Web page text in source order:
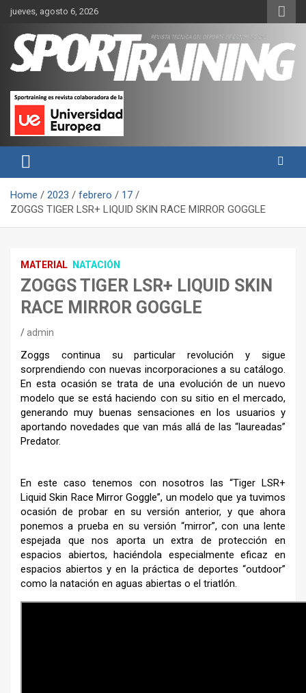
Skip
content
jueves, agosto 6, 2026
Revista técnica del deporte
Sport Training
rendimiento, nutrición y entrenamiento.
Home 2023 febrero
17
ZOGGS TIGER LSR+ LIQUID SKIN RACE MIRROR GOGGLE
MATERIAL NATACIÓN
ZOGGS TIGER LSR+ LIQUID SKIN
RACE MIRROR GOGGLE
admin
Zoggs continua su particular revolución y sigue
sorprendiendo con nuevas incorporaciones a su catálogo.
En esta ocasión se trata de una evolución de un nuevo
modelo que se está haciendo con su sitio en el mercado,
generando muy buenas sensaciones en los usuarios y
aportando novedades que van más allá de las “laureadas”
Predator.
En este caso tenemos con nosotros las “Tiger LSR+
Liquid Skin Race Mirror Goggle”, un modelo que ya tuvimos
ocasión de probar en su versión anterior, y que ahora
ponemos a prueba en su versión “mirror”, con una lente
espejada que nos aporta un extra de protección en
espacios abiertos, haciéndola especialmente eficaz en
espacios abiertos y en la práctica de deportes “outdoor”
como la natación en aguas abiertas o el triatlón.